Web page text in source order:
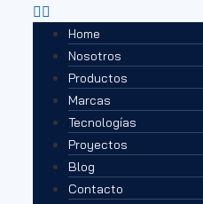
Home
Nosotros
Productos
Marcas
Tecnologías
Proyectos
Blog
Contacto